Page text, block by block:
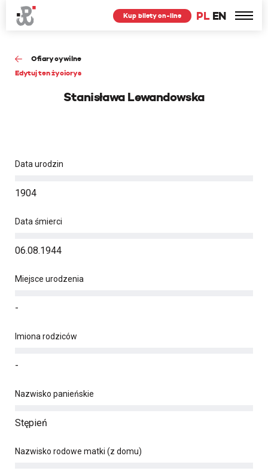
PL EN
Kup bilety on-line
Ofiary cywilne
Edytuj ten życiorys
Stanisława Lewandowska
Data urodzin
1904
Data śmierci
06.08.1944
Miejsce urodzenia
-
Imiona rodziców
-
Nazwisko panieńskie
Stępień
Nazwisko rodowe matki (z domu)